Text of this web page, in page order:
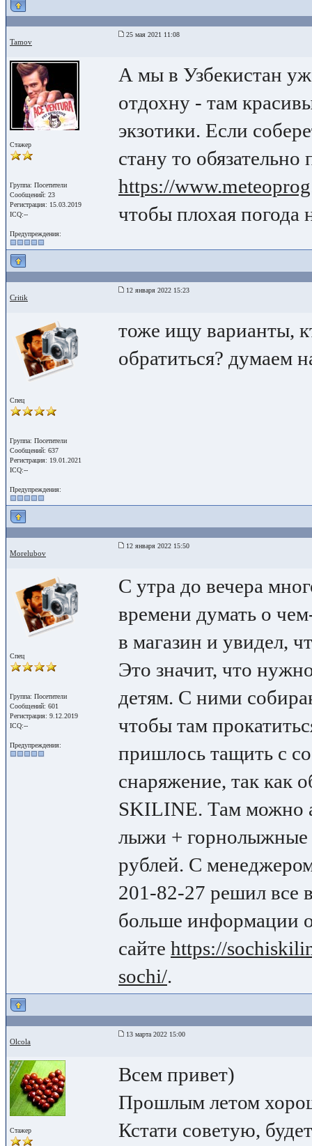
Tamov
25 мая 2021 11:08
Стажер
Группа: Посетители
Сообщений: 23
Регистрация: 15.03.2019
ICQ:--
Предупреждения:
А мы в Узбекистан
отдохну - там
экзотики. Если
стану то обязательно
https://
чтобы плохая погода
Critik
12 января 2022 15:23
Спец
Группа: Посетители
Сообщений: 637
Регистрация: 19.01.2021
ICQ:--
Предупреждения:
тоже ищу варианты,
обратиться? думаем
Morelubov
12 января 2022 15:50
Спец
Группа: Посетители
Сообщений: 601
Регистрация: 9.12.2019
ICQ:--
Предупреждения:
С утра до вечера
времени думать о
в магазин и увидел,
Это значит, что
детям. С ними
чтобы там
пришлось тащить с
снаряжение, так как
SKILINE. Там можно
лыжи + горнолыжные
рублей. С
201-82-27 решил все
больше информации
сайте https://
sochi/.
Olcola
13 марта 2022 15:00
Стажер
Всем привет)
Прошлым летом
Кстати советую,